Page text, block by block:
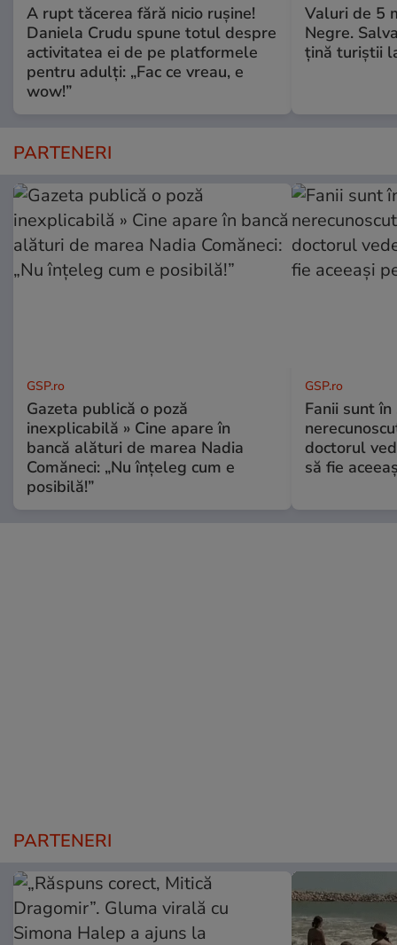
A rupt tăcerea fără nicio rușine!
Daniela Crudu spune totul despre
activitatea ei de pe platformele
pentru adulți: „Fac ce vreau, e
wow!”
Valuri de 5
Negre.
ţină turiştii
PARTENERI
GSP.ro
Gazeta publică o poză
inexplicabilă » Cine apare în
bancă alături de marea Nadia
Comăneci: „Nu înțeleg cum e
posibilă!”
GSP.ro
Fanii sunt în
doctorul
să fie
PARTENERI